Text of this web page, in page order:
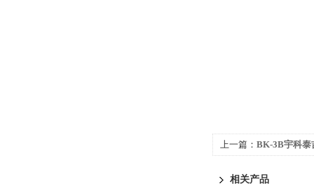
上一篇： BK-3B宇科泰
相关产品